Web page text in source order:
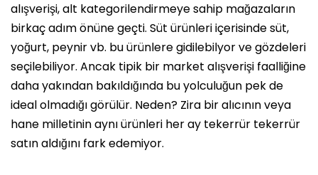
alışverişi, alt kategorilendirmeye sahip mağazaların
birkaç adım önüne geçti. Süt ürünleri içerisinde süt,
yoğurt, peynir vb. bu ürünlere gidilebilyor ve gözdeleri
seçilebiliyor. Ancak tipik bir market alışverişi faalliğine
daha yakından bakıldığında bu yolculuğun pek de
ideal olmadığı görülür. Neden? Zira bir alıcının veya
hane milletinin aynı ürünleri her ay tekerrür tekerrür
satın aldığını fark edemiyor.